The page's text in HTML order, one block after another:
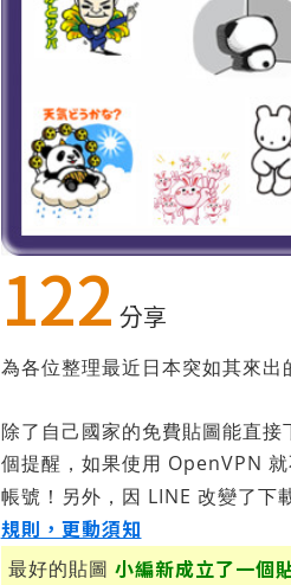
122 分享
為各位整理最近日本突如其來出
除了自己國家的免費貼圖能直
個提醒，如果使用 OpenVPN
帳號！另外，因 LINE 改變了下
規則，更動須知
小編新成立了一個
最好的貼圖